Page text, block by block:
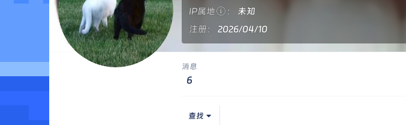
IP属地
未知
注册
2026/04/10
消息
6
查找